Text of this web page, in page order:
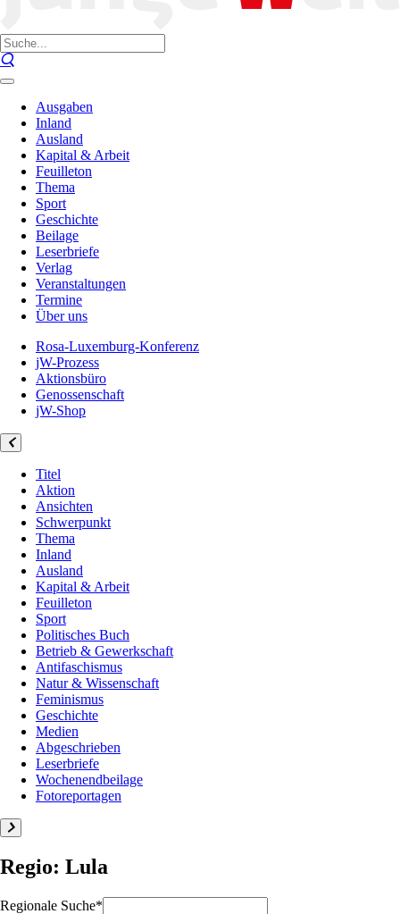
Ausgaben
Inland
Ausland
Kapital & Arbeit
Feuilleton
Thema
Sport
Geschichte
Beilage
Leserbriefe
Verlag
Veranstaltungen
Termine
Über uns
Rosa-Luxemburg-Konferenz
jW-Prozess
Aktionsbüro
Genossenschaft
jW-Shop
Titel
Aktion
Ansichten
Schwerpunkt
Thema
Inland
Ausland
Kapital & Arbeit
Feuilleton
Sport
Politisches Buch
Betrieb & Gewerkschaft
Antifaschismus
Natur & Wissenschaft
Feminismus
Geschichte
Medien
Abgeschrieben
Leserbriefe
Wochenendbeilage
Fotoreportagen
Regio: Lula
Regionale Suche*